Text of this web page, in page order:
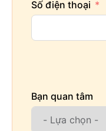
Số điện thoại
Bạn quan tâm